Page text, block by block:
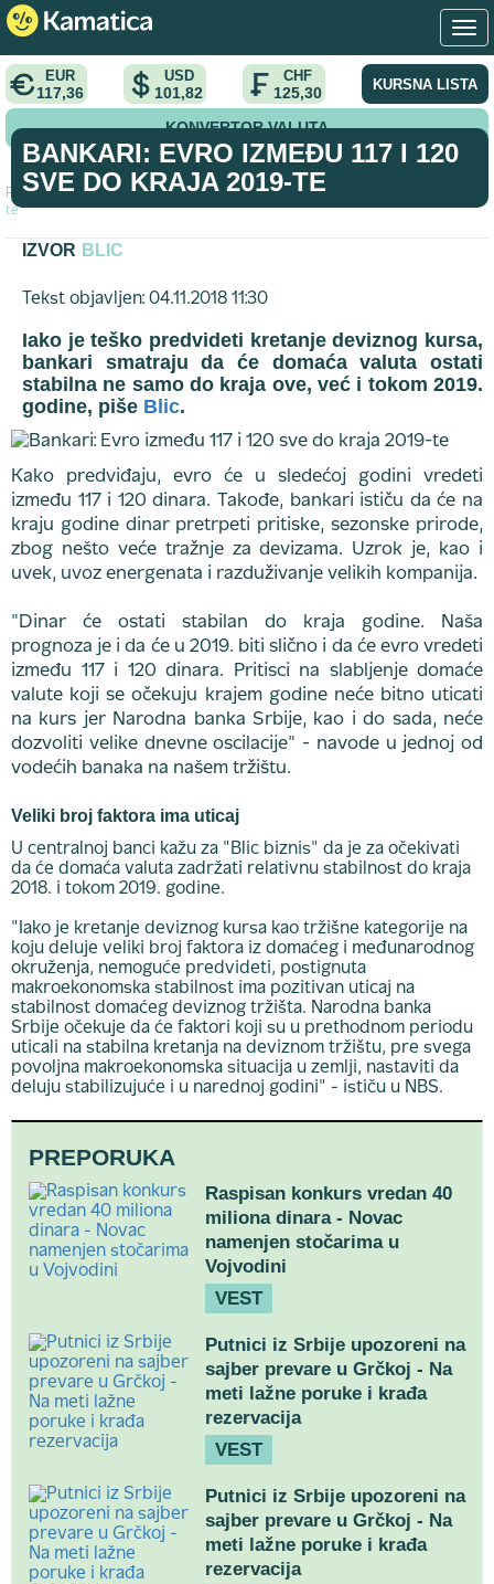
EUR
117,36
USD
101,82
CHF
125,30 KURSNA LISTA
KONVERTOR VALUTA
Početna > vest >
Bankari: Evro između 117 i 120 sve do kraja 2019-
te
BANKARI: EVRO IZMEĐU 117 I 120
SVE DO KRAJA 2019-TE
IZVOR BLIC
Tekst objavljen: 04.11.2018 11:30
Iako je teško predvideti kretanje deviznog kursa,
bankari smatraju da će domaća valuta ostati
stabilna ne samo do kraja ove, već i tokom 2019.
godine, piše Blic.
Kako predviđaju, evro će u sledećoj godini vredeti
između 117 i 120 dinara. Takođe, bankari ističu da će na
kraju godine dinar pretrpeti pritiske, sezonske prirode,
zbog nešto veće tražnje za devizama. Uzrok je, kao i
uvek, uvoz energenata i razduživanje velikih kompanija.
"Dinar će ostati stabilan do kraja godine. Naša
prognoza je i da će u 2019. biti slično i da će evro vredeti
između 117 i 120 dinara. Pritisci na slabljenje domaće
valute koji se očekuju krajem godine neće bitno uticati
na kurs jer Narodna banka Srbije, kao i do sada, neće
dozvoliti velike dnevne oscilacije" - navode u jednoj od
vodećih banaka na našem tržištu.
Veliki broj faktora ima uticaj
U centralnoj banci kažu za "Blic biznis" da je za očekivati
da će domaća valuta zadržati relativnu stabilnost do kraja
2018. i tokom 2019. godine.
"Iako je kretanje deviznog kursa kao tržišne kategorije na
koju deluje veliki broj faktora iz domaćeg i međunarodnog
okruženja, nemoguće predvideti, postignuta
makroekonomska stabilnost ima pozitivan uticaj na
stabilnost domaćeg deviznog tržišta. Narodna banka
Srbije očekuje da će faktori koji su u prethodnom periodu
uticali na stabilna kretanja na deviznom tržištu, pre svega
povoljna makroekonomska situacija u zemlji, nastaviti da
deluju stabilizujuće i u narednoj godini" - ističu u NBS.
PREPORUKA
Raspisan konkurs vredan 40
miliona dinara - Novac
namenjen stočarima u
Vojvodini
VEST
Putnici iz Srbije upozoreni na
sajber prevare u Grčkoj - Na
meti lažne poruke i krađa
rezervacija
VEST
Putnici iz Srbije upozoreni na
sajber prevare u Grčkoj - Na
meti lažne poruke i krađa
rezervacija